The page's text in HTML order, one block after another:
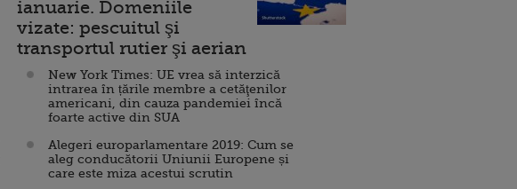
ianuarie. Domeniile
vizate: pescuitul şi
transportul rutier şi aerian
New York Times: UE vrea să interzică
intrarea în țările membre a cetăţenilor
americani, din cauza pandemiei încă
foarte active din SUA
Alegeri europarlamentare 2019: Cum se
aleg conducătorii Uniunii Europene și
care este miza acestui scrutin